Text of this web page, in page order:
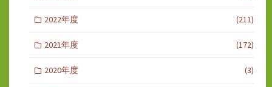
2022年度 (211)
2021年度 (172)
2020年度 (3)